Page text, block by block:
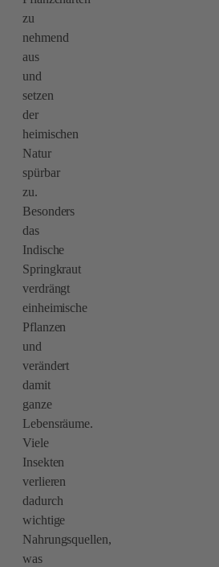
zu
nehmend
aus
und
setzen
der
heimischen
Natur
spürbar
zu.
Besonders
das
Indische
Springkraut
verdrängt
einheimische
Pflanzen
und
verändert
damit
ganze
Lebensräume.
Viele
Insekten
verlieren
dadurch
wichtige
Nahrungsquellen,
was